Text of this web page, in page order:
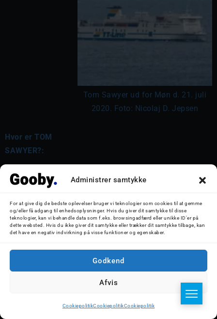
Administrer samtykke
For at give dig de bedste oplevelser bruger vi teknologier som cookies til at gemme
og/eller få adgang til enhedsoplysninger. Hvis du giver dit samtykke til disse
teknologier, kan vi behandle data som f.eks. browsingadfærd eller unikke ID'er på
dette websted. Hvis du ikke giver dit samtykke eller trækker dit samtykke tilbage, kan
det have en negativ indvirkning på visse funktioner og egenskaber.
Godkend
Afvis
CookiepolitikCookiepolitikCookiepolitik
Tom Sawyer ud for Møn d. 21. juli
2020. Foto: Nicolaj D. Jepsen
Hvor er TOM
SAWYER?:
Del artikel